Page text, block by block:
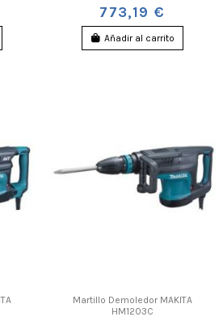
773,19 €
Añadir al carrito
Martillo Demoledor MAKITA
HM1203C